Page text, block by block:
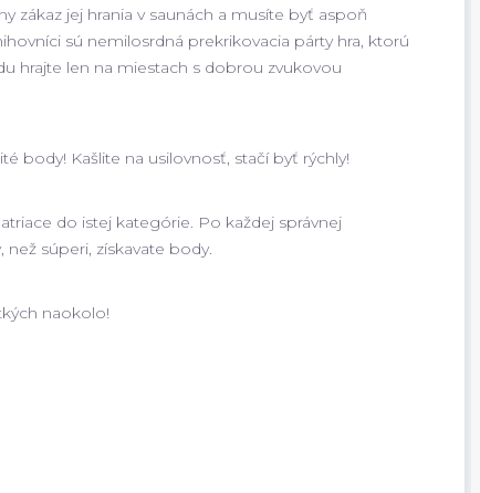
zákaz jej hrania v saunách a musíte byť aspoň
sú nemilosrdná prekrikovacia párty hra, ktorú
hrajte len na miestach s dobrou zvukovou
body! Kašlite na usilovnosť, stačí byť rýchly!
do istej kategórie. Po každej správnej
súperi, získavate body.
naokolo!